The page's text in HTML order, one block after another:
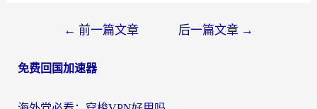
导
← 前一篇文章 后一篇文章 →
免费回国加速器